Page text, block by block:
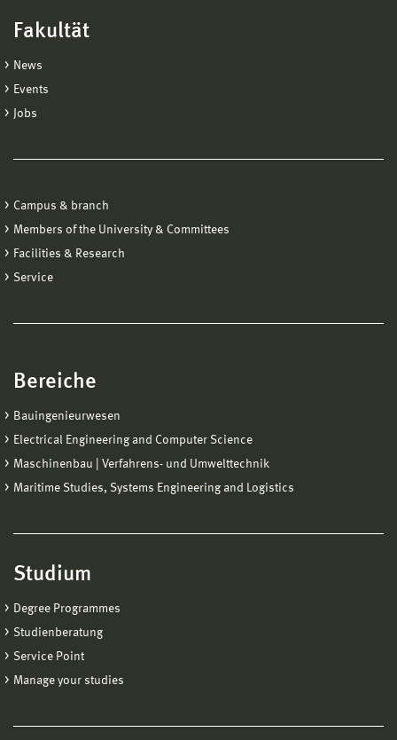
Fakultät
News
Events
Jobs
Campus & branch
Members of the University & Committees
Facilities & Research
Service
Bereiche
Bauingenieurwesen
Electrical Engineering and Computer Science
Maschinenbau | Verfahrens- und Umwelttechnik
Maritime Studies, Systems Engineering and Logistics
Studium
Degree Programmes
Studienberatung
Service Point
Manage your studies